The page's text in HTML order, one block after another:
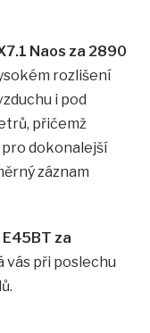
Naos za 2890
rozlišení
i pod
přičemž
dokonalejší
záznam
za
vás při poslechu